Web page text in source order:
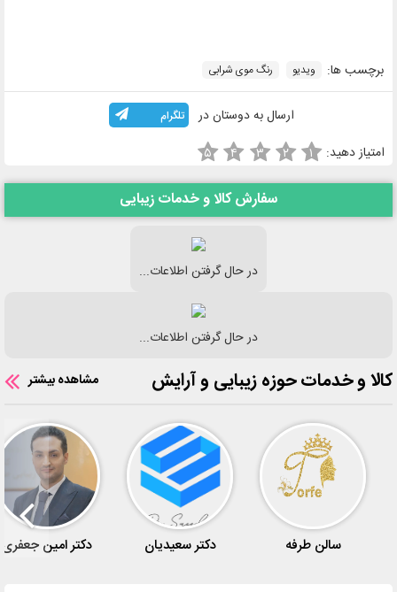
برچسب ها: ویدیو رنگ موی شرابی
ارسال به دوستان در تلگرام
امتیاز دهید: ۱ ۲ ۳ ۴ ۵
سفارش کالا و خدمات زیبایی
در حال گرفتن اطلاعات...
در حال گرفتن اطلاعات...
کالا و خدمات حوزه زیبایی و آرایش مشاهده بیشتر
سالن طرفه دکتر سعیدیان دکتر امین جعفری